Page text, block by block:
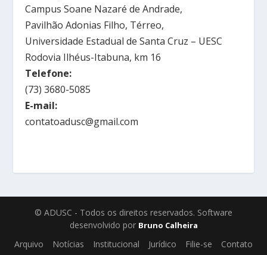
Campus Soane Nazaré de Andrade,
Pavilhão Adonias Filho, Térreo,
Universidade Estadual de Santa Cruz – UESC
Rodovia Ilhéus-Itabuna, km 16
Telefone:
(73) 3680-5085
E-mail:
contatoadusc@gmail.com
© ADUSC - Todos os direitos reservados. Software
desenvolvido por Bruno Calheira
Arquivo Notícias Institucional Jurídico Filie-se Contato